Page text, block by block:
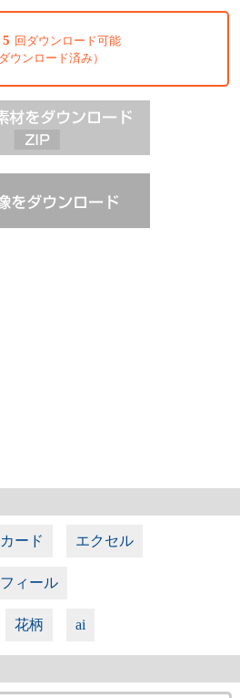
5 回ダウンロード可能
ウンロード済み）
ード エクセル
ィール
花柄 ai